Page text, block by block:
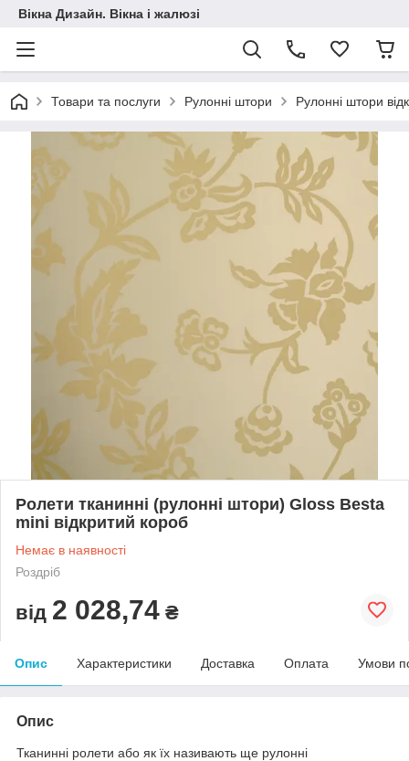
Вікна Дизайн. Вікна і жалюзі
Товари та послуги Рулонні штори Рулонні штори
Ролети тканинні (рулонні штори) Gloss Besta
mini відкритий короб
Немає в наявності
Роздріб
від 2 028,74 ₴
Опис Характеристики Доставка Оплата Умови
Опис
Тканинні ролети або як їх називають ще рулонні